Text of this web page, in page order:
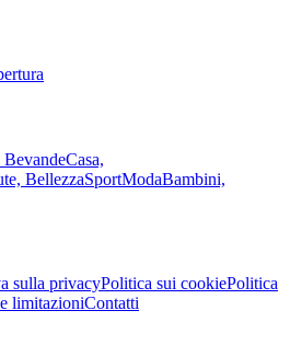
Casa,
BellezzaSportModaBambini,
sulla privacyPolitica sui cookiePolitica
limitazioniContatti